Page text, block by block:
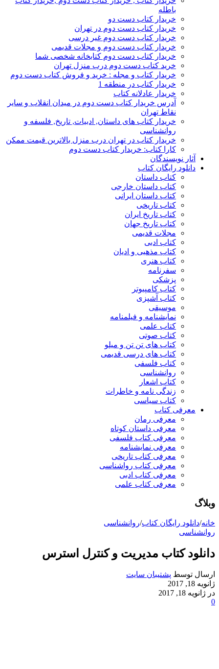
باطله
خریدار کتاب دست دو
خریدار کتاب دست دوم در تهران
خریدار کتاب دست دوم غیر درسی
خریدار کتاب دست دوم و مجلات قدیمی
خریدار کتاب دست دوم کتابخانه شخصی شما
خرید کتاب دست دوم درب منزل تهران
خریدار کتاب و مجله : خرید و فروش کتاب دست دوم
خریدار کتاب در منطقه 1
خریدار عادلانه کتاب
آدرس خریدار کتاب دست دوم در میدان انقلاب و سایر
نقاط تهران
خریدار کتاب های داستان, ادبیات, تاریخ, فلسفه و
روانشناسی
خریدار کتاب در تهران درب منزل بالاترین قیمت ممکن
کارا کتاب: خریدار کتاب دست دوم
آثار نویسندگان
دانلود رایگان کتاب
کتاب داستان
کتاب داستان خارجی
کتاب داستان ایرانی
کتاب تاریخی
کتاب تاریخ ایران
کتاب تاریخ جهان
مجلات قدیمی
کتاب ادبی
کتاب مذهبی و ادیان
کتاب هنری
سفرنامه
پزشکی
کتاب کامپیوتر
کتاب آشپزی
موسیقی
نمایشنامه و فیلمنامه
کتاب علمی
کتاب صوتی
کتاب های تن تن و میلو
کتاب های درسی قدیمی
کتاب فلسفی
روانشناسی
کتاب اشعار
زندگی نامه و خاطرات
کتاب سیاسی
معرفی کتاب
معرفی رمان
معرفی داستان کوتاه
معرفی کتاب فلسفی
معرفی نمایشنامه
معرفی کتاب تاریخی
معرفی کتاب رواشناسی
معرفی کتاب ادبی
معرفی کتاب علمی
وبلاگ
خانه/دانلود رایگان کتاب/روانشناسی
روانشناسی
دانلود کتاب مدیریت و کنترل استرس
ارسال توسط پشتیبان سایت
ژانویه 18, 2017
در ژانویه 18, 2017
0